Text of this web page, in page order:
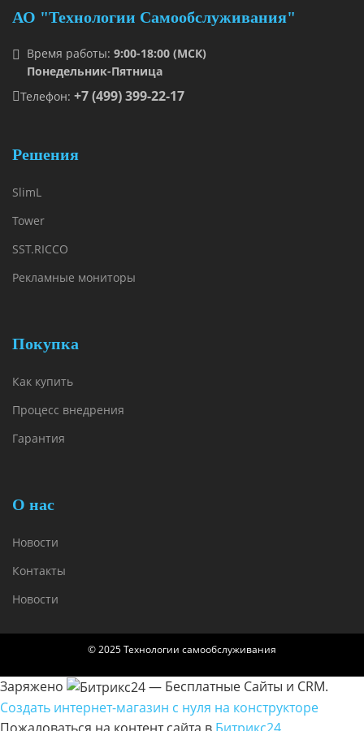
АО "Технологии Самообслуживания"
Время работы: 9:00-18:00 (МСК)
Понедельник-Пятница
Телефон: +7 (499) 399-22-17
Решения
SlimL
Tower
SST.RICCO
Рекламные мониторы
Покупка
Как купить
Процесс внедрения
Гарантия
О нас
Новости
Контакты
Новости
© 2025 Технологии самообслуживания
Заряжено
— Бесплатные Сайты и CRM.
Создать интернет-магазин с нуля на конструкторе